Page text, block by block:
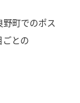
町でのポス
ごとの